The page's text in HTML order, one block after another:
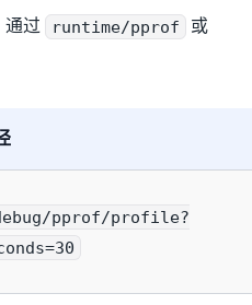
通过 runtime/pprof 或
pprof/profile?